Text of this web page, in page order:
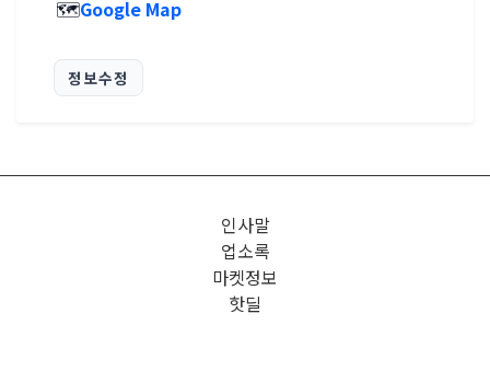
🗺️Google Map
정보수정
인사말
업소록
마켓정보
핫딜